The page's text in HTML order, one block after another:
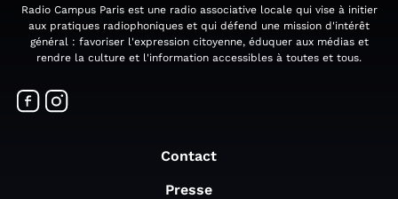
Radio Campus Paris est une radio associative locale qui vise à initier
aux pratiques radiophoniques et qui défend une mission d'intérêt
général : favoriser l'expression citoyenne, éduquer aux médias et
rendre la culture et l'information accessibles à toutes et tous.
Contact
Presse